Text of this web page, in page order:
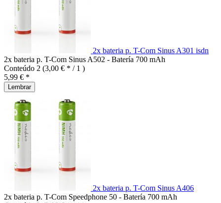
2x bateria p. T-Com Sinus A301 isdn
2x bateria p. T-Com Sinus A502 - Batería 700 mAh
Conteúdo 2 (3,00 € * / 1 )
5,99 € *
Lembrar
2x bateria p. T-Com Sinus A406
2x bateria p. T-Com Speedphone 50 - Batería 700 mAh